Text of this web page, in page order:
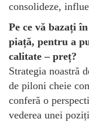
consolideze,
Pe ce vă bazați
piață, pentru a
calitate – preț?
Strategia noastră
de piloni cheie
conferă o
vederea unei